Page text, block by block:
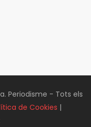
Periodisme - Tots els
de Cookies |